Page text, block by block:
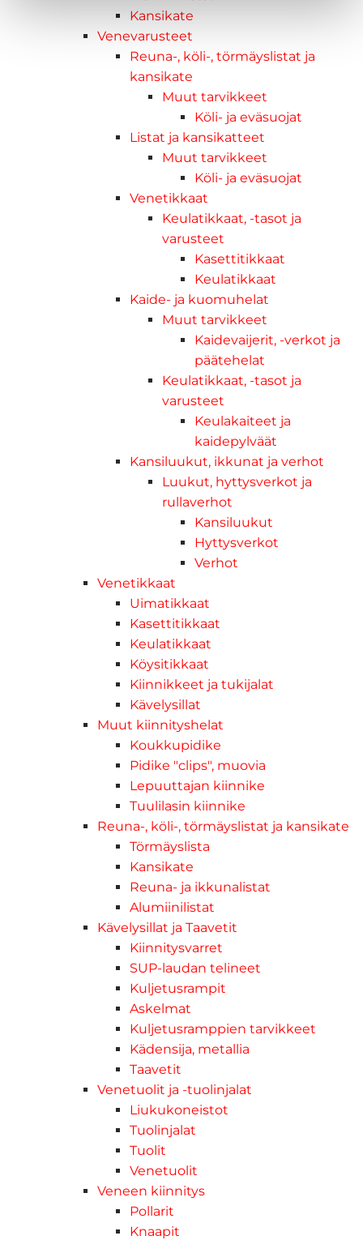
Kansikate
Venevarusteet
Reuna-, köli-, törmäyslistat ja
kansikate
Muut tarvikkeet
Köli- ja eväsuojat
Listat ja kansikatteet
Muut tarvikkeet
Köli- ja eväsuojat
Venetikkaat
Keulatikkaat, -tasot ja
varusteet
Kasettitikkaat
Keulatikkaat
Kaide- ja kuomuhelat
Muut tarvikkeet
Kaidevaijerit, -verkot ja
päätehelat
Keulatikkaat, -tasot ja
varusteet
Keulakaiteet ja
kaidepylväät
Kansiluukut, ikkunat ja verhot
Luukut, hyttysverkot ja
rullaverhot
Kansiluukut
Hyttysverkot
Verhot
Venetikkaat
Uimatikkaat
Kasettitikkaat
Keulatikkaat
Köysitikkaat
Kiinnikkeet ja tukijalat
Kävelysillat
Muut kiinnityshelat
Koukkupidike
Pidike "clips", muovia
Lepuuttajan kiinnike
Tuulilasin kiinnike
Reuna-, köli-, törmäyslistat ja kansikate
Törmäyslista
Kansikate
Reuna- ja ikkunalistat
Alumiinilistat
Kävelysillat ja Taavetit
Kiinnitysvarret
SUP-laudan telineet
Kuljetusrampit
Askelmat
Kuljetusramppien tarvikkeet
Kädensija, metallia
Taavetit
Venetuolit ja -tuolinjalat
Liukukoneistot
Tuolinjalat
Tuolit
Venetuolit
Veneen kiinnitys
Pollarit
Knaapit